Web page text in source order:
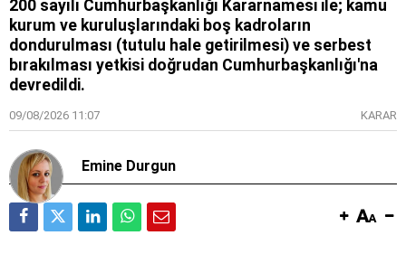
200 sayılı Cumhurbaşkanlığı Kararnamesi ile; kamu
kurum ve kuruluşlarındaki boş kadroların
dondurulması (tutulu hale getirilmesi) ve serbest
bırakılması yetkisi doğrudan Cumhurbaşkanlığı'na
devredildi.
09/08/2026 11:07 KARAR
Emine Durgun